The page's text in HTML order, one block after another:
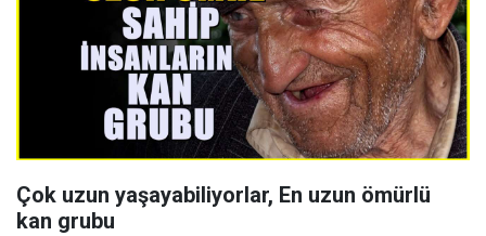
Çok uzun yaşayabiliyorlar, En uzun ömürlü
kan grubu